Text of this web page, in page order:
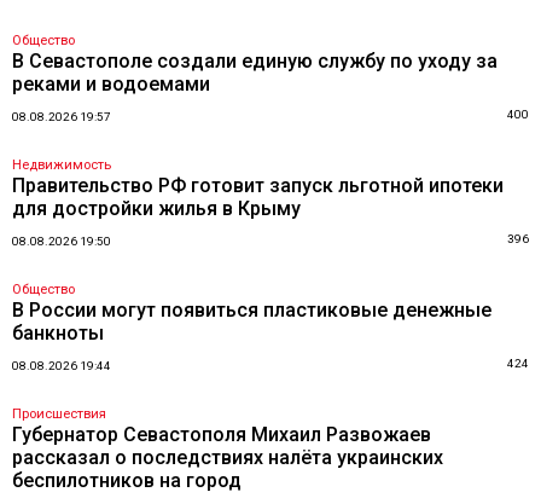
Общество
В Севастополе создали единую службу по уходу за
реками и водоемами
08.08.2026 19:57 400
Недвижимость
Правительство РФ готовит запуск льготной ипотеки
для достройки жилья в Крыму
08.08.2026 19:50 396
Общество
В России могут появиться пластиковые денежные
банкноты
08.08.2026 19:44 424
Происшествия
Губернатор Севастополя Михаил Развожаев
рассказал о последствиях налёта украинских
беспилотников на город